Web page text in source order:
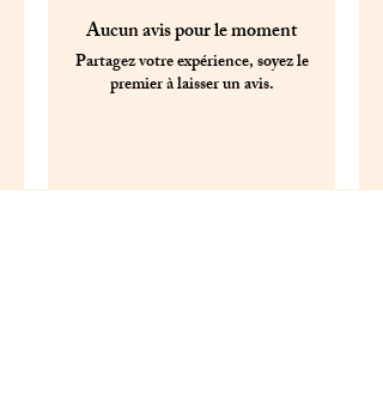
Aucun avis pour le moment
Partagez votre expérience, soyez le
premier à laisser un avis.